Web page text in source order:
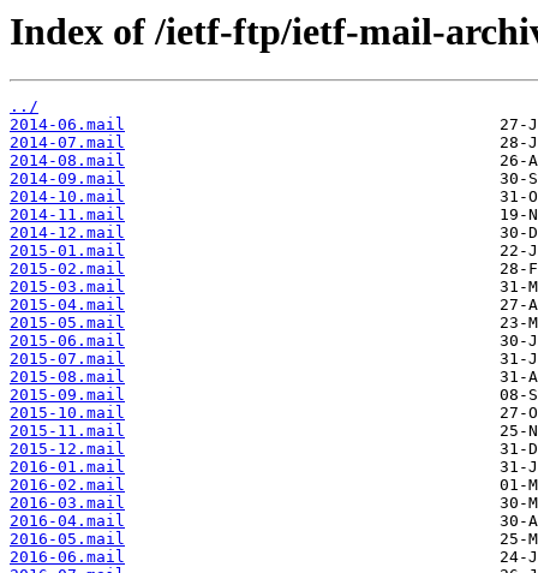
Index of /ietf-ftp/ietf-mail-
../
2014-06.mail
2014-07.mail
2014-08.mail
2014-09.mail
2014-10.mail
2014-11.mail
2014-12.mail
2015-01.mail
2015-02.mail
2015-03.mail
2015-04.mail
2015-05.mail
2015-06.mail
2015-07.mail
2015-08.mail
2015-09.mail
2015-10.mail
2015-11.mail
2015-12.mail
2016-01.mail
2016-02.mail
2016-03.mail
2016-04.mail
2016-05.mail
2016-06.mail